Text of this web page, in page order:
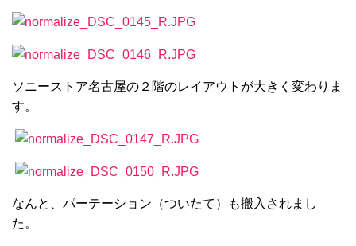
ソニーストア名古屋の２階のレイアウトが大きく変わりま
す。
なんと、パーテーション（ついたて）も搬入されまし
た。